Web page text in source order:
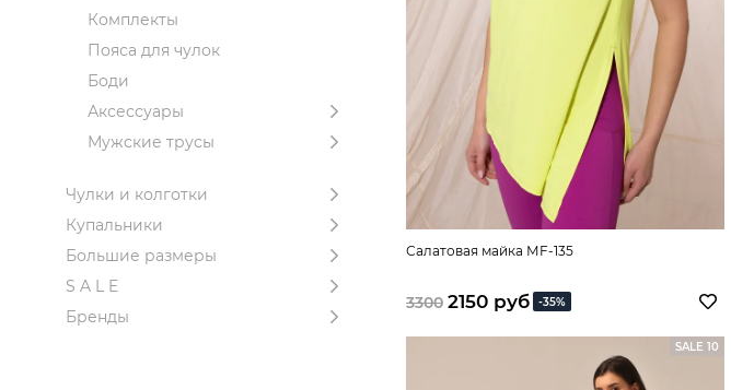
Комплекты
Пояса для чулок
Боди
Аксессуары
Мужские трусы
Чулки и колготки
Купальники
Большие размеры
S A L E
Бренды
Салатовая майка МF-135
3300 2150 руб -35%
SALE 10